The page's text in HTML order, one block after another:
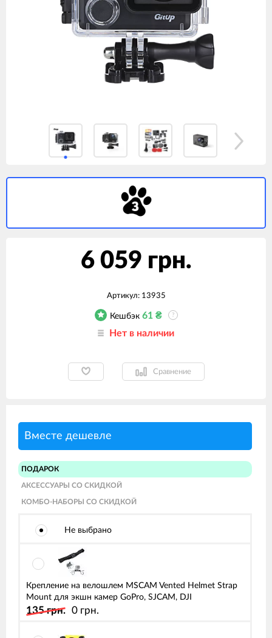
6 059 грн.
Артикул: 13935
Кешбэк 61₴ ?
Нет в наличии
Сравнение
Вместе дешевле
ПОДАРОК
АКСЕССУАРЫ СО СКИДКОЙ
КОМБО-НАБОРЫ СО СКИДКОЙ
Не выбрано
Крепление на велошлем MSCAM Vented Helmet Strap
Mount для экшн камер GoPro, SJCAM, DJI
135 грн. 0 грн.